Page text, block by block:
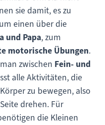
sie damit, es zu
einen über die
und Papa, zum
motorische Übungen.
zwischen Fein- und
alle Aktivitäten, die
zu bewegen, also
drehen. Für
die Kleinen